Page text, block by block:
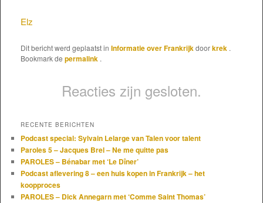
Elz
Dit bericht werd geplaatst in Informatie over Frankrijkdoorkrek .
Bookmark de permalink .
Reacties zijn gesloten.
RECENTE BERICHTEN
Podcast special: Sylvain Lelarge van Talen voor talent
Paroles 5 – Jacques Brel – Ne me quitte pas
PAROLES – Bénabar met ‘Le Dîner’
Podcast aflevering 8 – een huis kopen in Frankrijk – het
koopproces
PAROLES – Dick Annegarn met ‘Comme Saint Thomas’